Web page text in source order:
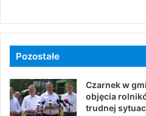
Pozostałe
Czarnek w
objęcia
trudnej